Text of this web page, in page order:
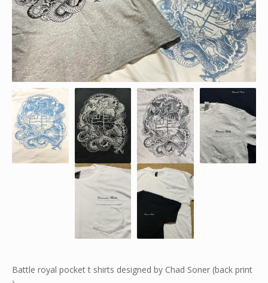
Battle royal pocket t shirts designed by Chad Soner (back print